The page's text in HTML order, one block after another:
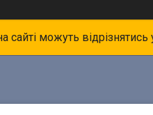
сайті можуть